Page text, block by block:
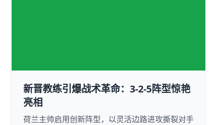
新晋教练引爆战术革命：3-2-5阵型惊艳
亮相
荷兰主帅启用创新阵型，以灵活边路进攻撕裂对手